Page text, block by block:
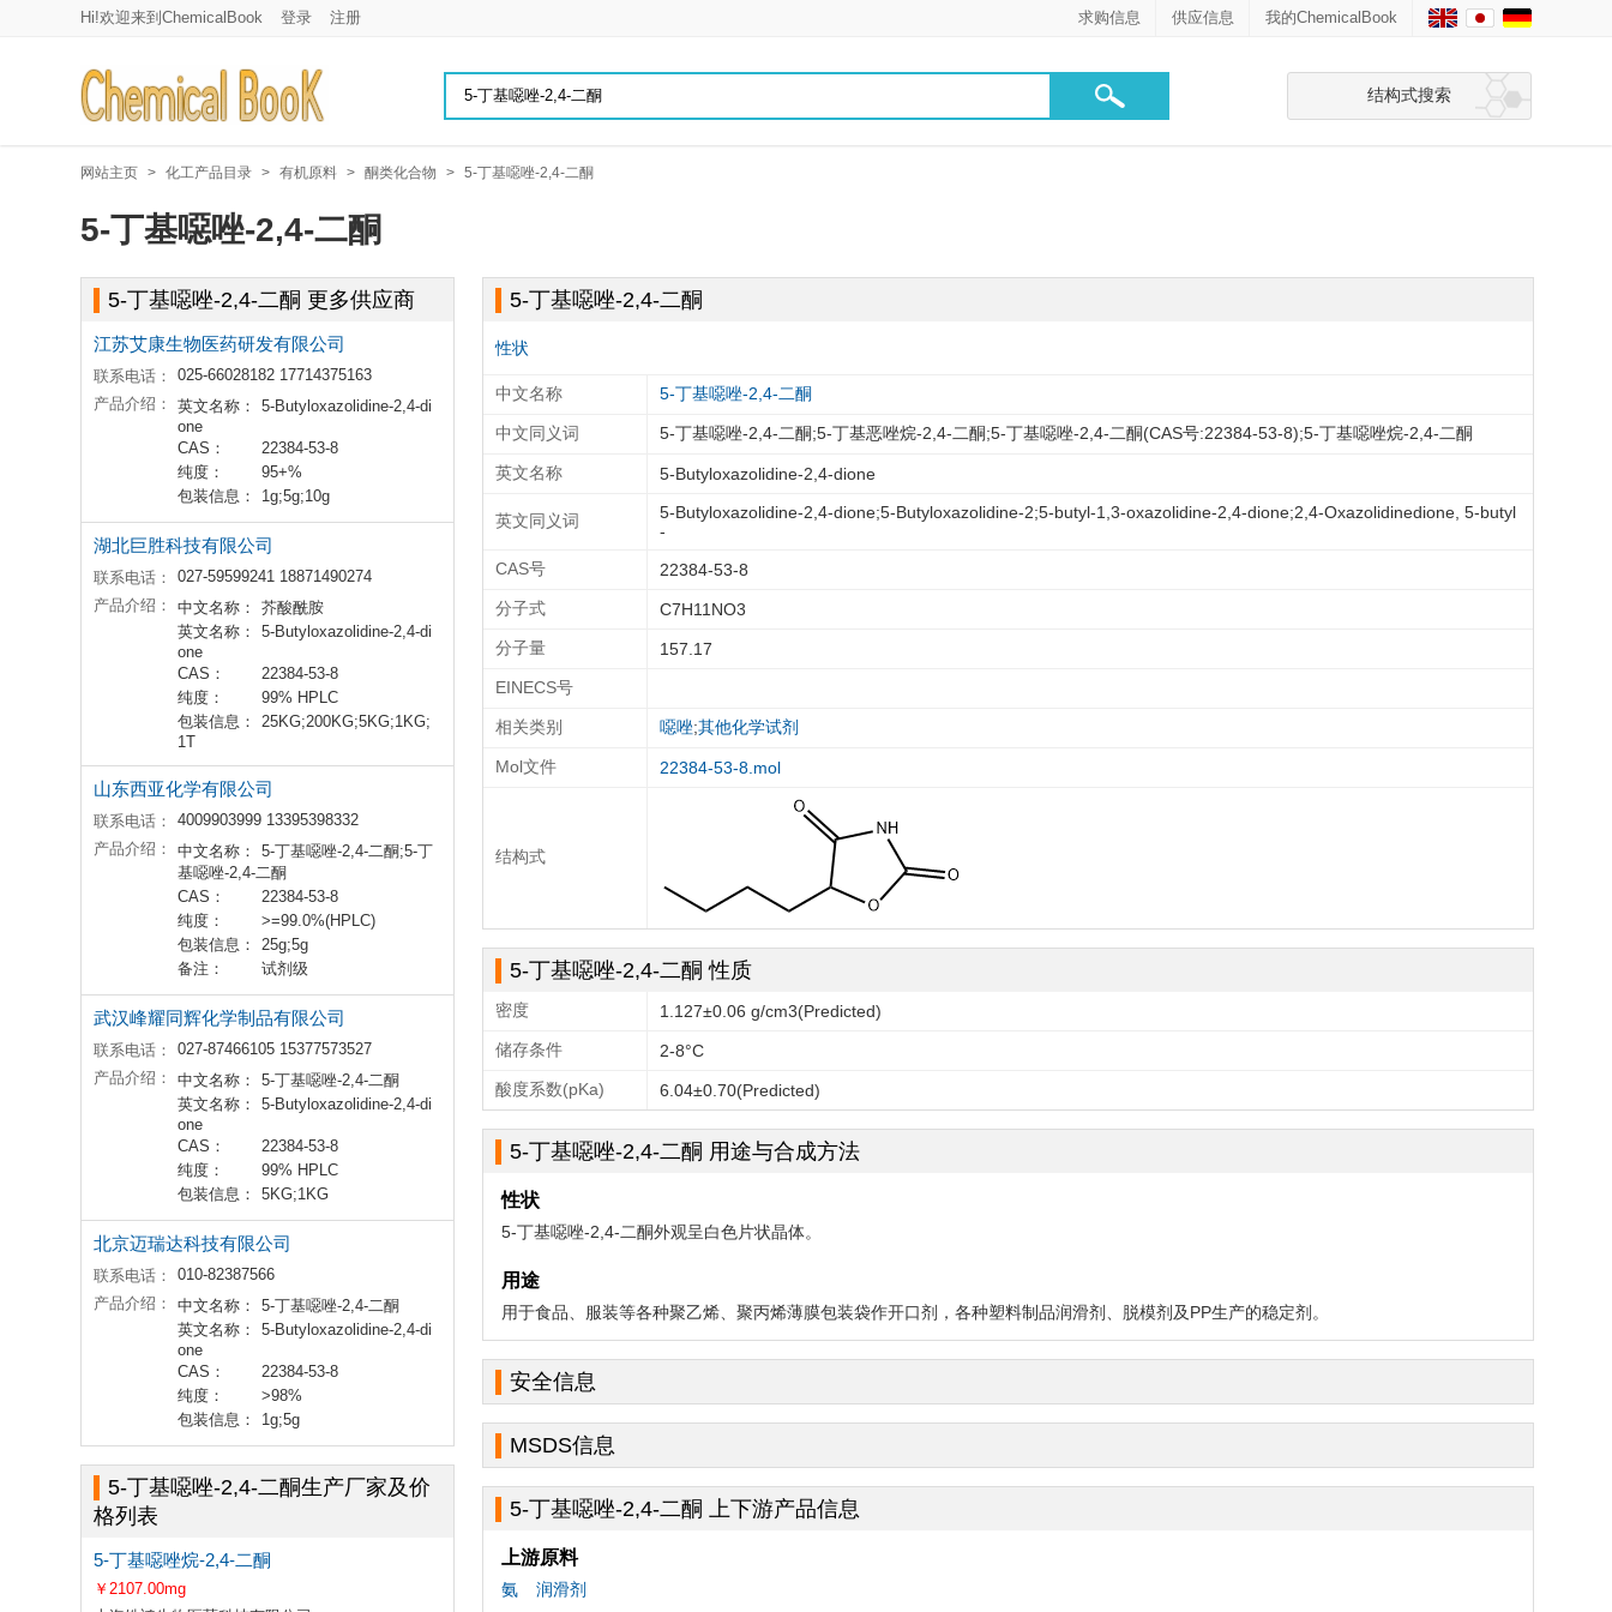
Hi!欢迎来到ChemicalBook 登录 注册 我的ChemicalBook
供应信息
求购信息
结构式搜索
网站主页 > 化工产品目录 > 有机原料 > 酮类化合物 > 5-丁基噁唑-2,4-二酮
5-丁基噁唑-2,4-二酮
5-丁基噁唑-2,4-二酮 更多供应商
江苏艾康生物医药研发有限公司
联系电话：
025-66028182 17714375163
产品介绍：
英文名称：
5-Butyloxazolidine-2,4-di
one
CAS：
22384-53-8
纯度：
95+%
包装信息：
1g;5g;10g
湖北巨胜科技有限公司
联系电话：
027-59599241 18871490274
产品介绍：
中文名称：
芥酸酰胺
英文名称：
5-Butyloxazolidine-2,4-di
one
CAS：
22384-53-8
纯度：
99% HPLC
包装信息：
25KG;200KG;5KG;1KG;
1T
山东西亚化学有限公司
联系电话：
4009903999 13395398332
产品介绍：
中文名称：
5-丁基噁唑-2,4-二酮;5-丁
基噁唑-2,4-二酮
CAS：
22384-53-8
纯度：
>=99.0%(HPLC)
包装信息：
25g;5g
备注：
试剂级
武汉峰耀同辉化学制品有限公司
联系电话：
027-87466105 15377573527
产品介绍：
中文名称：
5-丁基噁唑-2,4-二酮
英文名称：
5-Butyloxazolidine-2,4-di
one
CAS：
22384-53-8
纯度：
99% HPLC
包装信息：
5KG;1KG
北京迈瑞达科技有限公司
联系电话：
010-82387566
产品介绍：
中文名称：
5-丁基噁唑-2,4-二酮
英文名称：
5-Butyloxazolidine-2,4-di
one
CAS：
22384-53-8
纯度：
>98%
包装信息：
1g;5g
5-丁基噁唑-2,4-二酮生产厂家及价
格列表
5-丁基噁唑烷-2,4-二酮
￥2107.00mg
5-丁基噁唑-2,4-二酮
性状
中文名称 5-丁基噁唑-2,4-二酮
中文同义词 5-丁基噁唑-2,4-二酮;5-丁基恶唑烷-2,4-二酮;5-丁基噁唑-2,4-二酮(CAS号:22384-53-8);5-丁基噁唑烷-2,4-二酮
英文名称 5-Butyloxazolidine-2,4-dione
英文同义词
5-Butyloxazolidine-2,4-dione;5-Butyloxazolidine-2;5-butyl-1,3-oxazolidine-2,4-dione;2,4-Oxazolidinedione, 5-butyl
-
CAS号
22384-53-8
分子式
C7H11NO3
分子量
157.17
EINECS号
相关类别 噁唑;其他化学试剂
Mol文件 22384-53-8.mol
结构式
5-丁基噁唑-2,4-二酮 性质
密度
1.127±0.06 g/cm3(Predicted)
储存条件
2-8°C
酸度系数(pKa)
6.04±0.70(Predicted)
5-丁基噁唑-2,4-二酮 用途与合成方法
性状
5-丁基噁唑-2,4-二酮外观呈白色片状晶体。
用途
用于食品、服装等各种聚乙烯、聚丙烯薄膜包装袋作开口剂，各种塑料制品润滑剂、脱模剂及PP生产的稳定剂。
安全信息
MSDS信息
5-丁基噁唑-2,4-二酮 上下游产品信息
上游原料
氨 润滑剂